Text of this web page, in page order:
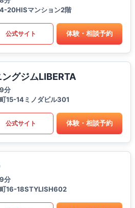
20HISマンション2階
公式サイト 体験・相談予約
グジムLIBERTA
分
15-14ミノダビル301
公式サイト 体験・相談予約
分
16-18STYLISH602